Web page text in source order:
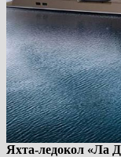
Яхта-ледокол «Ла